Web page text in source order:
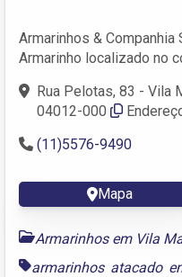
Armarinhos & Companhia
Armarinho localizado no
Rua Pelotas, 83 - Vila
04012-000
(11)5576-9490
Mapa
Armarinhos em Vila
armarinhos atacado